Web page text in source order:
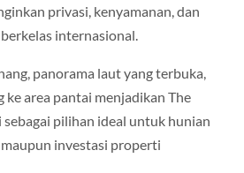
privasi, kenyamanan, dan
internasional.
panorama laut yang terbuka,
ke area pantai menjadikan The
sebagai pilihan ideal untuk hunian
investasi properti